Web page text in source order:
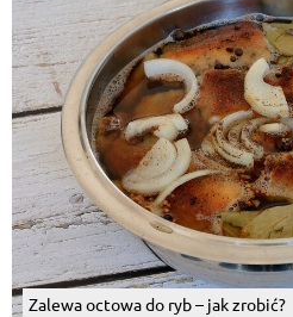
Zalewa octowa do ryb – jak zrobić?